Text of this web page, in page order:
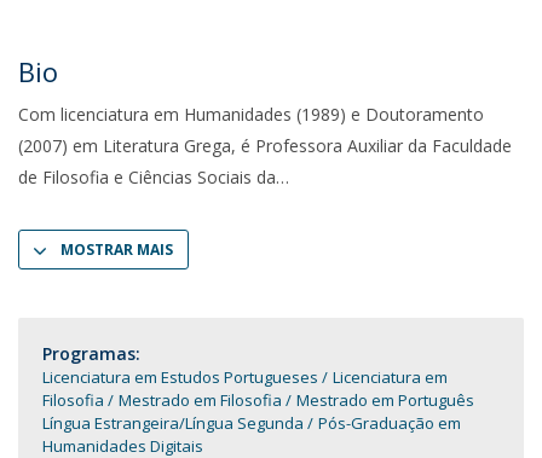
Bio
Com licenciatura em Humanidades (1989) e Doutoramento
(2007) em Literatura Grega, é Professora Auxiliar da Faculdade
de Filosofia e Ciências Sociais da
MOSTRAR MAIS
Programas:
Licenciatura em Estudos Portugueses
Licenciatura em
Filosofia
Mestrado em Filosofia
Mestrado em Português
Língua Estrangeira/Língua Segunda
Pós-Graduação em
Humanidades Digitais